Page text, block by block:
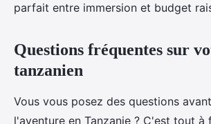
parfait entre immersion et budget
Questions fréquentes sur
tanzanien
Vous vous posez des questions
l'aventure en Tanzanie ? C'est tout à